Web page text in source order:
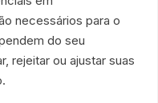
necessários para o
do seu
rejeitar ou ajustar suas
patrocinios,
alineados